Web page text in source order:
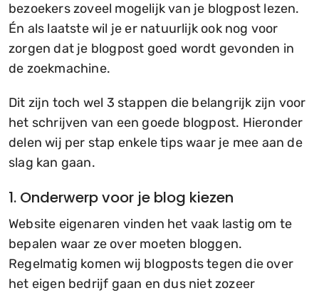
bezoekers zoveel mogelijk van je blogpost lezen.
Én als laatste wil je er natuurlijk ook nog voor
zorgen dat je blogpost goed wordt gevonden in
de zoekmachine.
Dit zijn toch wel 3 stappen die belangrijk zijn voor
het schrijven van een goede blogpost. Hieronder
delen wij per stap enkele tips waar je mee aan de
slag kan gaan.
1. Onderwerp voor je blog kiezen
Website eigenaren vinden het vaak lastig om te
bepalen waar ze over moeten bloggen.
Regelmatig komen wij blogposts tegen die over
het eigen bedrijf gaan en dus niet zozeer